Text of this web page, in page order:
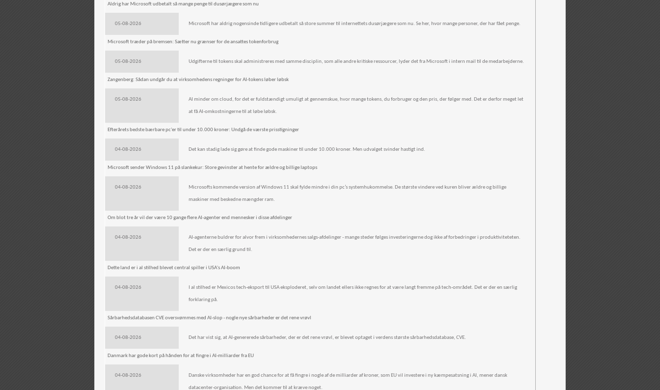
Aldrig har Microsoft udbetalt så mange penge til dusørjægere som nu
05-08-2026 Microsoft har aldrig nogensinde tidligere udbetalt så store summer til internettets dusørjægere som nu. Se her, hvor mange personer, der har fået penge.
Microsoft træder på bremsen: Sætter nu grænser for de ansattes tokenforbrug
05-08-2026 Udgifterne til tokens skal administreres med samme disciplin, som alle andre kritiske ressourcer, lyder det fra Microsoft i intern mail til de medarbejderne.
Zangenberg: Sådan undgår du at virksomhedens regninger for AI-tokens løber løbsk
05-08-2026 AI minder om cloud, for det er fuldstændigt umuligt at gennemskue, hvor mange tokens, du forbruger og den pris, der følger med. Det er derfor meget let
at få AI-omkostningerne til at løbe løbsk.
Efterårets bedste bærbare pc'er til under 10.000 kroner: Undgå de værste prisstigninger
04-08-2026 Det kan stadig lade sig gøre at finde gode maskiner til under 10.000 kroner. Men udvalget svinder hastigt ind.
Microsoft sender Windows 11 på slankekur: Store gevinster at hente for ældre og billige laptops
04-08-2026 Microsofts kommende version af Windows 11 skal fylde mindre i din pc’s systemhukommelse. De største vindere ved kuren bliver ældre og billige
maskiner med beskedne mængder ram.
Om blot tre år vil der være 10 gange flere AI-agenter end mennesker i disse afdelinger
04-08-2026 AI-agenterne buldrer for alvor frem i virksomhedernes salgs-afdelinger - mange steder følges investeringerne dog ikke af forbedringer i produktiviteteten.
Det er der en særlig grund til.
Dette land er i al stilhed blevet central spiller i USA's AI-boom
04-08-2026 I al stilhed er Mexicos tech-eksport til USA eksploderet, selv om landet ellers ikke regnes for at være langt fremme på tech-området. Det er der en særlig
forklaring på.
Sårbarhedsdatabasen CVE oversvømmes med AI-slop - nogle nye sårbarheder er det rene vrøvl
04-08-2026 Det har vist sig, at AI-genererede sårbarheder, der er det rene vrøvl, er blevet optaget i verdens største sårbarhedsdatabase, CVE.
Danmark har gode kort på hånden for at fingre i AI-milliarder fra EU
04-08-2026 Danske virksomheder har en god chance for at få fingre i nogle af de milliarder af kroner, som EU vil investere i ny kæmpesatsning i AI, mener dansk
datacenter-organisation. Men det kommer til at kræve noget.